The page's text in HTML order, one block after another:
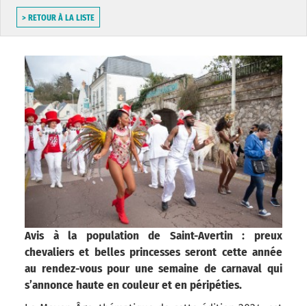
> RETOUR À LA LISTE
Avis à la population de Saint-Avertin : preux
chevaliers et belles princesses seront cette année
au rendez-vous pour une semaine de carnaval qui
s’annonce haute en couleur et en péripéties.